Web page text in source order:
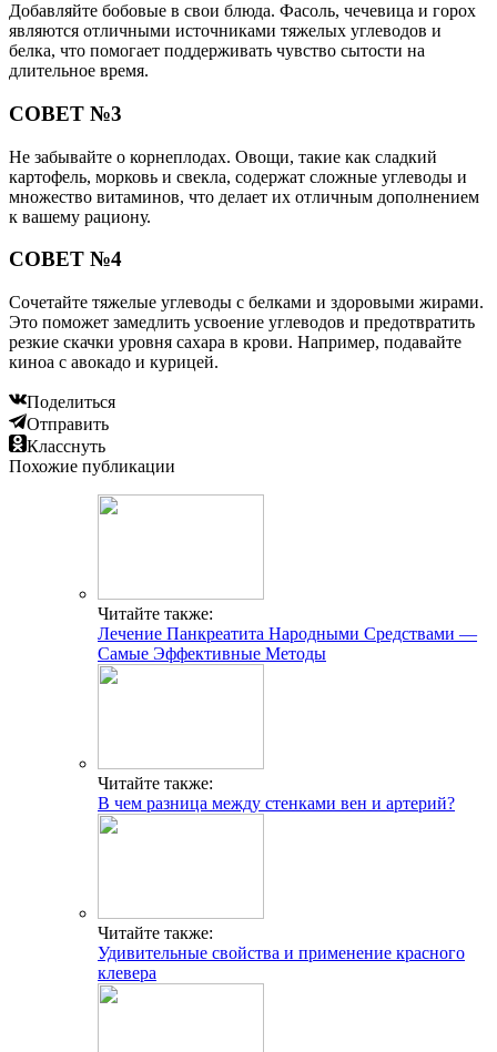
Добавляйте бобовые в свои блюда. Фасоль, чечевица и горох
являются отличными источниками тяжелых углеводов и
белка, что помогает поддерживать чувство сытости на
длительное время.
СОВЕТ №3
Не забывайте о корнеплодах. Овощи, такие как сладкий
картофель, морковь и свекла, содержат сложные углеводы и
множество витаминов, что делает их отличным дополнением
к вашему рациону.
СОВЕТ №4
Сочетайте тяжелые углеводы с белками и здоровыми жирами.
Это поможет замедлить усвоение углеводов и предотвратить
резкие скачки уровня сахара в крови. Например, подавайте
киноа с авокадо и курицей.
Поделиться
Отправить
Класснуть
Похожие публикации
Читайте также:
Лечение Панкреатита Народными Средствами —
Самые Эффективные Методы
Читайте также:
В чем разница между стенками вен и артерий?
Читайте также:
Удивительные свойства и применение красного
клевера